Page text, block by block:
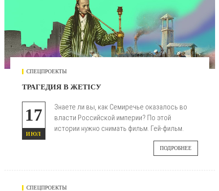
СПЕЦПРОЕКТЫ
ТРАГЕДИЯ В ЖЕТIСУ
17
ИЮЛ
Знаете ли вы, как Семиречье оказалось во
власти Российской империи? По этой
истории нужно снимать фильм. Гей-фильм.
ПОДРОБНЕЕ
СПЕЦПРОЕКТЫ